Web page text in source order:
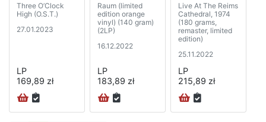
Three O’Clock
High (O.S.T.)
27.01.2023
LP
169,89 zł
Raum (limited
edition orange
vinyl) (140 gram)
(2LP)
16.12.2022
LP
183,89 zł
Live At The Reims
Cathedral, 1974
(180 grams,
remaster, limited
edition)
25.11.2022
LP
215,89 zł